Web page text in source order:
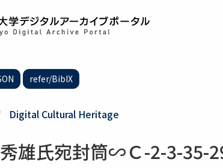
refer/BibIX
Digital Cultural Heritage
雄氏宛封筒∽Ｃ-2-3-35-